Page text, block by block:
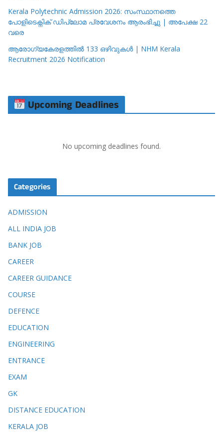
Kerala Polytechnic Admission 2026: സംസ്ഥാനത്തെ
പോളിടെക്നിക് ഡിപ്ലോമ പ്രവേശനം ആരംഭിച്ചു | അപേക്ഷ 22
വരെ
ആരോഗ്യകേരളത്തിൽ 133 ഒഴിവുകൾ | NHM Kerala
Recruitment 2026 Notification
Upcoming Deadlines
No upcoming deadlines found.
Categories
ADMISSION
ALL INDIA JOB
BANK JOB
CAREER
CAREER GUIDANCE
COURSE
DEFENCE
EDUCATION
ENGINEERING
ENTRANCE
EXAM
GK
DISTANCE EDUCATION
KERALA JOB